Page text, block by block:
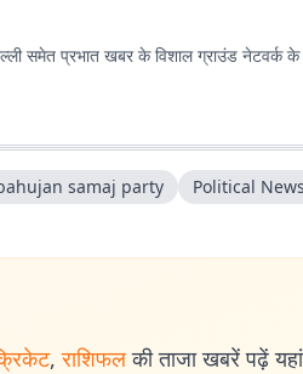
समेत प्रभात खबर के विशाल ग्राउंड नेटवर्क के
samaj party
Political News
, राशिफल की ताजा खबरें पढ़ें